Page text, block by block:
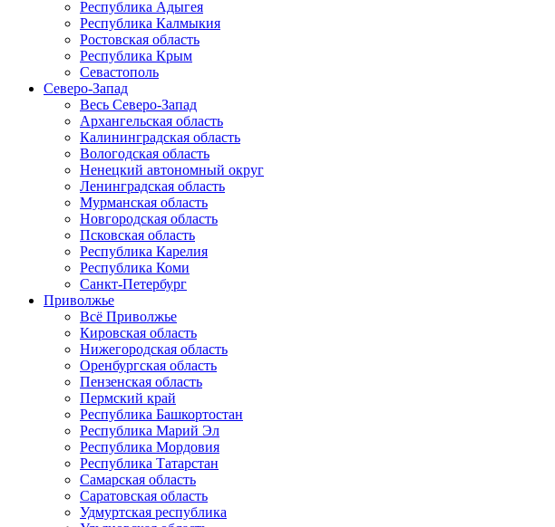
Республика Адыгея
Республика Калмыкия
Ростовская область
Республика Крым
Севастополь
Северо-Запад
Весь Северо-Запад
Архангельская область
Калининградская область
Вологодская область
Ненецкий автономный округ
Ленинградская область
Мурманская область
Новгородская область
Псковская область
Республика Карелия
Республика Коми
Санкт-Петербург
Приволжье
Всё Приволжье
Кировская область
Нижегородская область
Оренбургская область
Пензенская область
Пермский край
Республика Башкортостан
Республика Марий Эл
Республика Мордовия
Республика Татарстан
Самарская область
Саратовская область
Удмуртская республика